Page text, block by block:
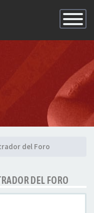
de
del Foro
DEL FORO